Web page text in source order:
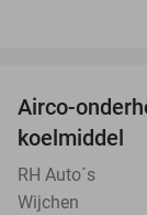
Airco-
koelmiddel
RH Auto´s
Wijchen